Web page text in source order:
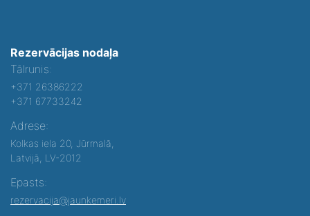
Rezervācijas nodaļa
Tālrunis:
+371 26386222
+371 67733242
Adrese:
Kolkas iela 20, Jūrmalā,
Latvijā, LV-2012
Epasts:
rezervacija@jaunkemeri.lv